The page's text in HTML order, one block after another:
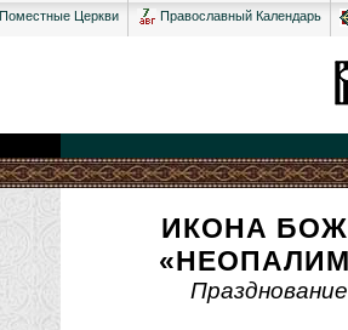
Поместные Церкви Православный Календарь
ИКОНА